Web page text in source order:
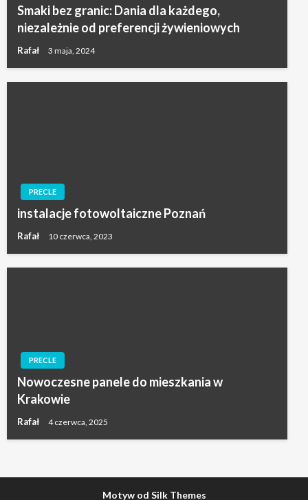
Smaki bez granic: Dania dla każdego,
niezależnie od preferencji żywieniowych
Rafał 3 maja, 2024
PRECLE
instalacje fotowoltaiczne Poznań
Rafał 10 czerwca, 2023
PRECLE
Nowoczesne panele do mieszkania w
Krakowie
Rafał 4 czerwca, 2025
Motyw od Silk Themes